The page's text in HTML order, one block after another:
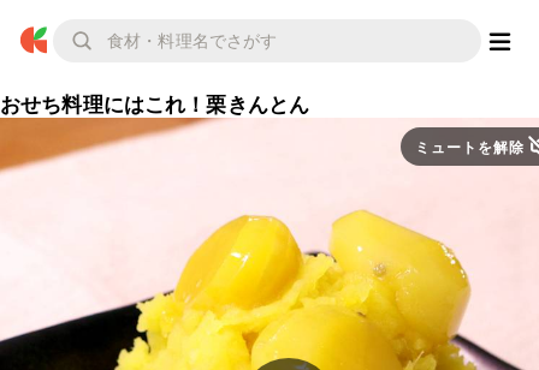
おせち料理にはこれ！栗きんとん
ミュートを解除